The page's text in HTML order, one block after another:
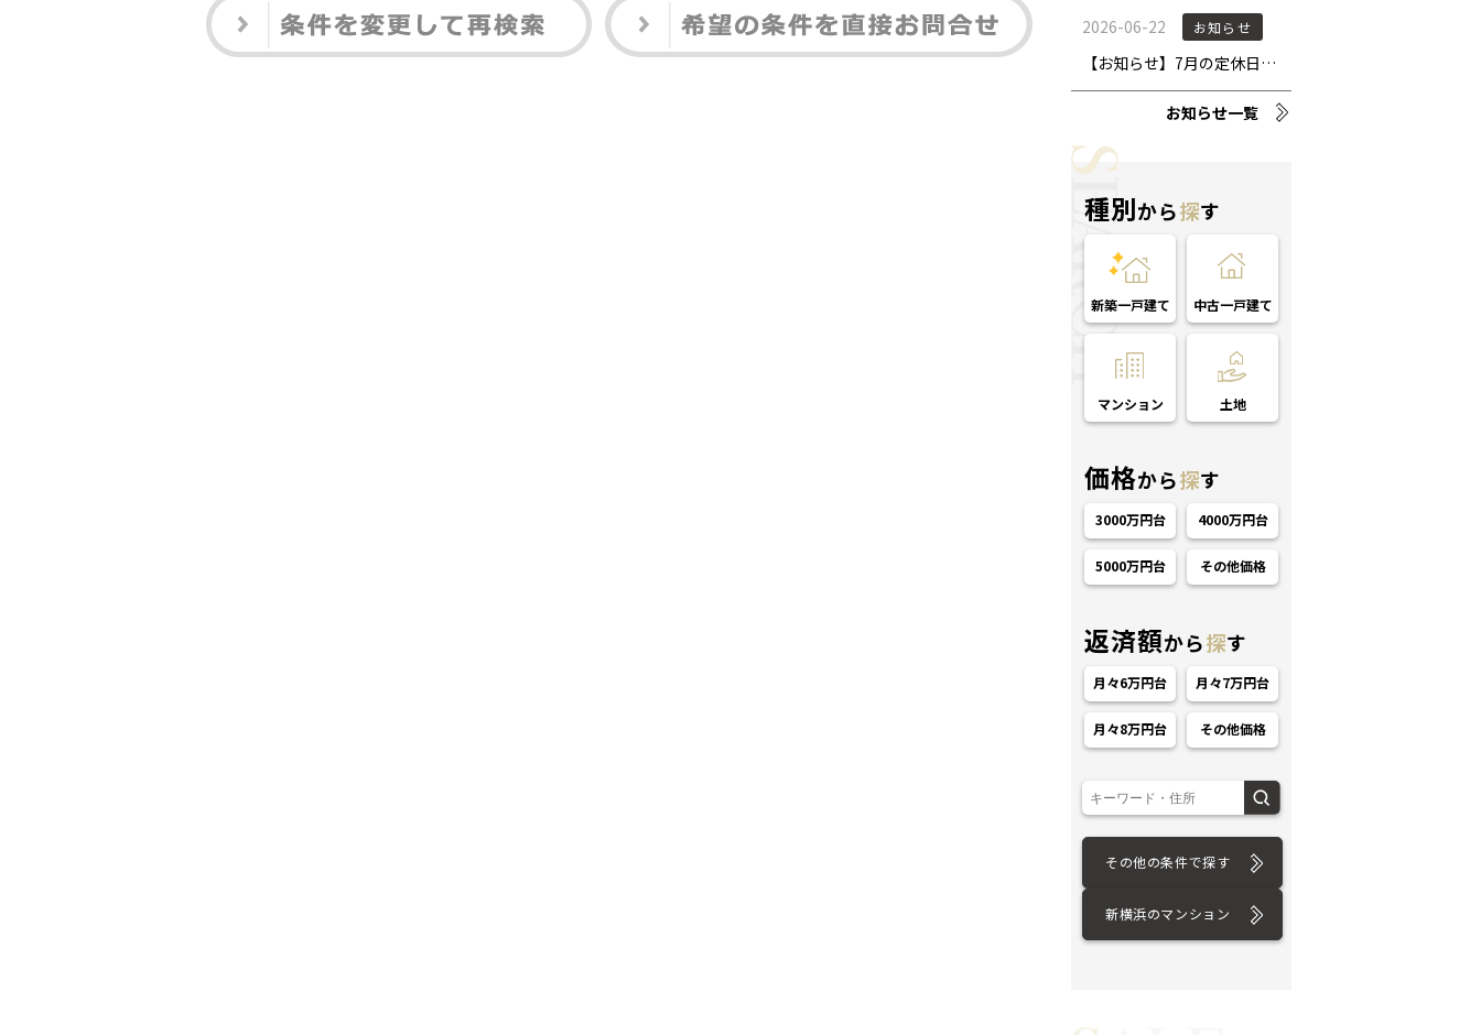
お知らせ一覧
種別から探す
新築一戸建て 中古一戸建て
マンション 土地
価格から探す
3000万円台 4000万円台
5000万円台 その他価格
返済額から探す
月々6万円台 月々7万円台
月々8万円台 その他価格
その他の条件で探す
新横浜のマンション